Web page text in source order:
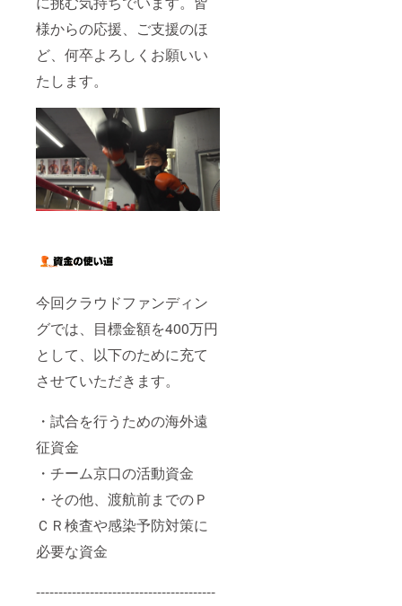
様からの応援、ご支援のほ
ど、何卒よろしくお願いい
たします。
今回クラウドファンディン
グでは、目標金額を400万円
として、以下のために充て
させていただきます。
・試合を行うための海外遠
征資金
・チーム京口の活動資金
・その他、渡航前までのＰ
ＣＲ検査や感染予防対策に
必要な資金
----------------------------------------